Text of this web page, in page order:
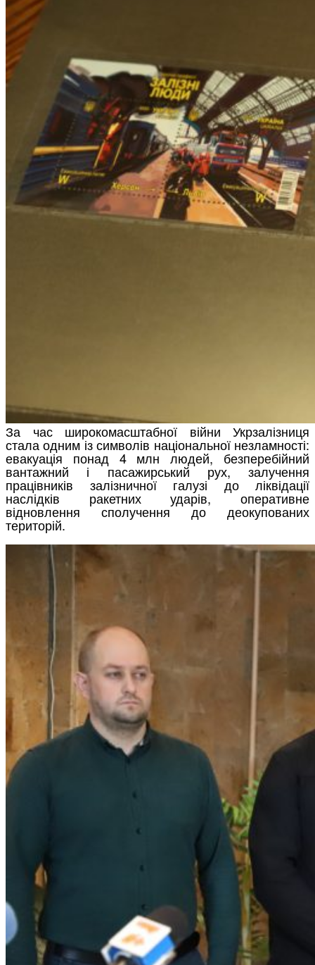
За час широкомасштабної війни Укрзалізниця
стала одним із символів національної незламності:
евакуація понад 4 млн людей, безперебійний
вантажний і пасажирський рух, залучення
працівників залізничної галузі до ліквідації
наслідків ракетних ударів, оперативне
відновлення сполучення до деокупованих
територій.